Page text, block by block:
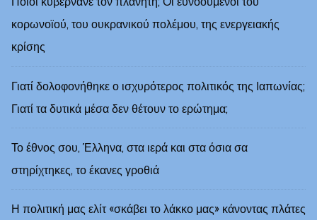
κορωνοϊού, του ουκρανικού πολέμου, της ενεργειακής
κρίσης
Γιατί δολοφονήθηκε ο ισχυρότερος πολιτικός της Ιαπωνίας;
Γιατί τα δυτικά μέσα δεν θέτουν το ερώτημα;
Το έθνος σου, Έλληνα, στα ιερά και στα όσια σα
στηρίχτηκες, το έκανες γροθιά
Η πολιτική μας ελίτ «σκάβει το λάκκο μας» κάνοντας πλάτες